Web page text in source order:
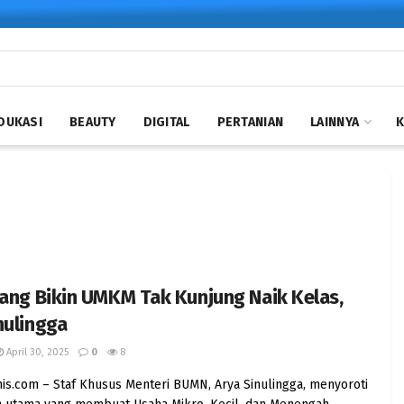
BEAUTY DIGITAL PERTANIAN LAINNYA
Bikin UMKM Tak Kunjung Naik Kelas,
April 30, 2025 0 8
– Staf Khusus Menteri BUMN, Arya Sinulingga, menyoroti